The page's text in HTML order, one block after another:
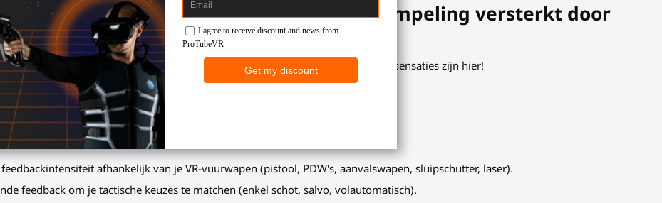
het echt en virtueel), wordt je onderdompeling versterkt door
al je spellen. Ga nooit meer terug naar niet-haptisch of plat gamen. De echte sensaties zijn hier!
in je Valve Index arsenaal?
afhankelijk van je VR-vuurwapen (pistool, PDW's, aanvalswapen, sluipschutter, laser).
feedback om je tactische keuzes te matchen (enkel schot, salvo, volautomatisch).